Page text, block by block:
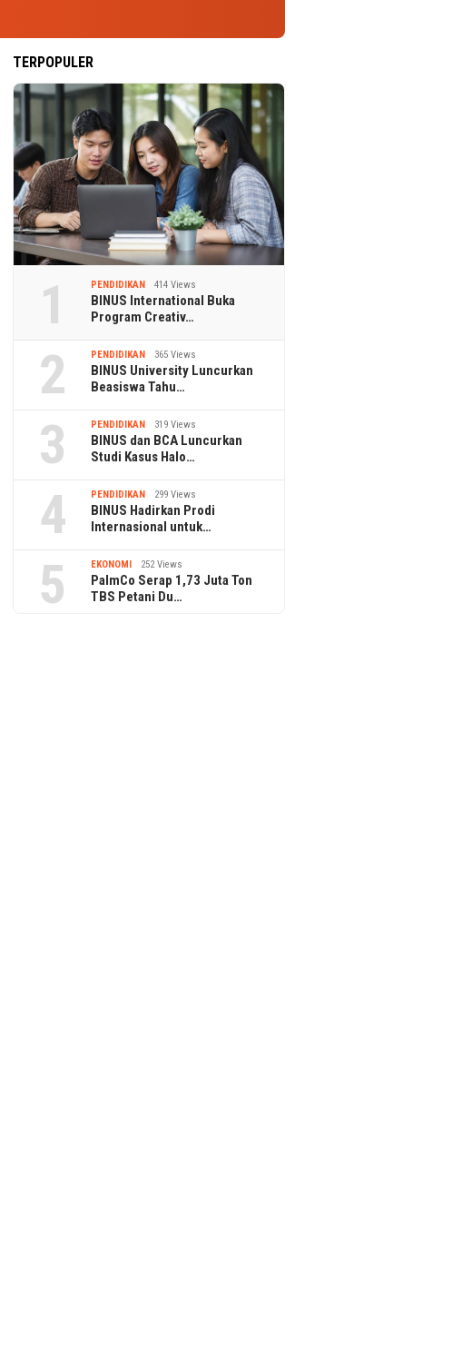
TERPOPULER
1 PENDIDIKAN 414 Views
BINUS International Buka
Program Creativ…
2 PENDIDIKAN 365 Views
BINUS University Luncurkan
Beasiswa Tahu…
3 PENDIDIKAN 319 Views
BINUS dan BCA Luncurkan
Studi Kasus Halo…
4 PENDIDIKAN 299 Views
BINUS Hadirkan Prodi
Internasional untuk…
5 EKONOMI 252 Views
PalmCo Serap 1,73 Juta Ton
TBS Petani Du…